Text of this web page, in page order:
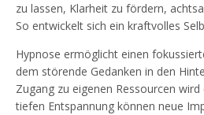
zu lassen, Klarheit zu fördern,
So entwickelt sich ein kraftvolles
Hypnose ermöglicht einen
dem störende Gedanken in den
Zugang zu eigenen Ressourcen
tiefen Entspannung können neue